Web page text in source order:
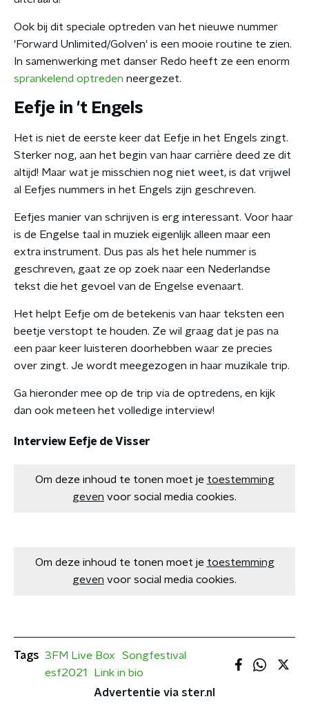
Ook bij dit speciale optreden van het nieuwe nummer
'Forward Unlimited/Golven' is een mooie routine te zien.
In samenwerking met danser Redo heeft ze een enorm
sprankelend optreden neergezet.
Eefje in 't Engels
Het is niet de eerste keer dat Eefje in het Engels zingt.
Sterker nog, aan het begin van haar carrière deed ze dit
altijd! Maar wat je misschien nog niet weet, is dat vrijwel
al Eefjes nummers in het Engels zijn geschreven.
Eefjes manier van schrijven is erg interessant. Voor haar
is de Engelse taal in muziek eigenlijk alleen maar een
extra instrument. Dus pas als het hele nummer is
geschreven, gaat ze op zoek naar een Nederlandse
tekst die het gevoel van de Engelse evenaart.
Het helpt Eefje om de betekenis van haar teksten een
beetje verstopt te houden. Ze wil graag dat je pas na
een paar keer luisteren doorhebben waar ze precies
over zingt. Je wordt meegezogen in haar muzikale trip.
Ga hieronder mee op de trip via de optredens, en kijk
dan ook meteen het volledige interview!
Interview Eefje de Visser
Om deze inhoud te tonen moet je toestemming
geven voor social media cookies.
Om deze inhoud te tonen moet je toestemming
geven voor social media cookies.
Tags 3FM Live Box
Songfestival
esf2021
Link in bio
Advertentie via ster.nl